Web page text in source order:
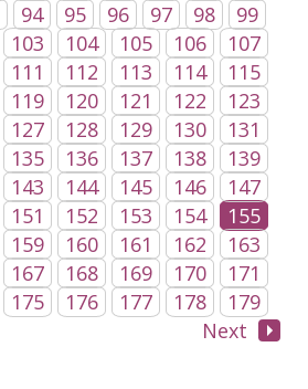
94 95 96 97 98
99
103 104 105 106
107
111 112 113 114
115
119 120 121 122
123
127 128 129 130
131
135 136 137 138
139
143 144 145 146
147
151 152 153 154
155
159 160 161 162
163
167 168 169 170
171
175 176 177 178
179
Next